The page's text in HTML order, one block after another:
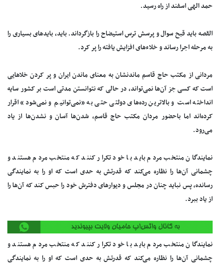
حمد الهی اسفند از راه رسید.
القصه باید قبح سوال و پرسش ترس استیضاح را بازگرداند. باید، بایدهای بسیاری را
به مرحله اجرا رساند و خلاءهای افزایش یافته را پر کرد.
مردانی از مکتب حاج قاسم ماندنشان به معنای ماندن ایران و پر کردن خلاهایی
است که کسی جز آن‌ها نمی‌تواند، در حالی که نتوانستن مدتی است بر کشور سایه
انداخته است و بالاترین رده‌های دولتی حتی به «نمی‌توانیم و نمی‌شود» اقرار
کرده‌اند اما باحضور مردان مکتب حاج قاسم، شدن‌ها آسان و نشدن‌ها از یاد
می‌رود.
نمایندگان منتخب مردم باید با خود تکرار کنند که منتخب مردم هستند و
چشمانی آن‌ها را نظاره می‌کند که قدرتش به حدی است که او را به نمایندگی
رسانده، پس نباید چنان در مجلس و دیوارهای دفترش خود را حبس کند که آن‌ها را
از یاد ببرد.
نمایندگان منتخب مردم باید با خود تکرار کنند که منتخب مردم هستند و
چشمانی آن‌ها را نظاره می‌کند که قدرتش به حدی است که او را به نمایندگی